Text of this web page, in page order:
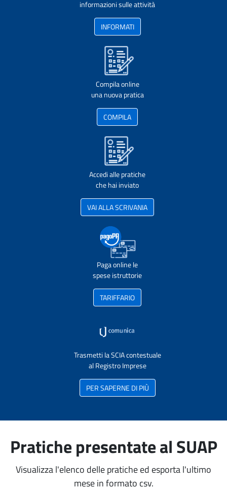
informazioni sulle attività
INFORMATI
Compila online
una nuova pratica
COMPILA
Accedi alle pratiche
che hai inviato
VAI ALLA SCRIVANIA
Paga online le
spese istruttorie
TARIFFARIO
Trasmetti la SCIA contestuale
al Registro Imprese
PER SAPERNE DI PIÙ
Pratiche presentate al SUAP
Visualizza l'elenco delle pratiche ed esporta l'ultimo
mese in formato csv.